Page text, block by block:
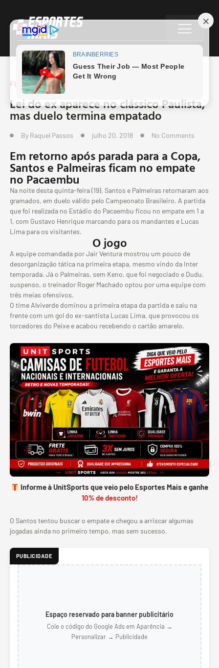
FUTEBOL BRASILEIRO
Lei do ex aparece no clássico Paulista,
mas duelo termina empatado
By Raquel Passos julho 20, 2018 No Comments
Em retorno após parada para a Copa,
Santos e Palmeiras ficam no empate
no Pacaembu
Na noite desta quinta-feira (19), Santos e Palmeiras retornaram aos
gramados, em duelo válido pelo Campeonato Brasileiro. A partida
que foi realizada no Estádio do Pacaembu ficou no empate em 1 a
1, com Gustavo Henrique marcando para os mandantes e Lucas
Lima para os visitantes.
O jogo
A equipe comandada por Jair Ventura mostrou um pouco de
desorganização tática na primeira etapa, mesmo vindo da Inter
temporada. Já o Palmeiras, sem Keno, que foi negociado e Dudu,
suspenso, o treinador Roger Machado optou por uma equipe com
três meias ofensivos.
O time Alviverde dominou a primeira etapa da partida e saiu na
frente com um gol do ex-santista Lucas Lima, que provocou os
torcedores do Peixe e acabou recebendo o cartão amarelo.
Informe à UnitSports que veio pelo Esportes Mais e ganhe
10% de desconto!
O Santos tentou buscar o empate e chegou a arriscar algumas
jogadas ainda no primeiro tempo, mas sem sucesso.
PUBLICIDADE
Espaço reservado para banner publicitário
Cole o código do Google Ads em Aparência →
Personalizar → Publicidade